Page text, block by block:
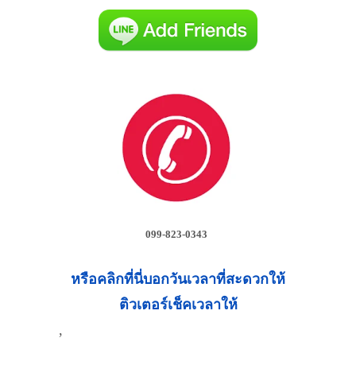
099-823-0343
หรือคลิกที่นี่บอกวันเวลาที่สะดวกให้
ติวเตอร์เช็คเวลาให้
,